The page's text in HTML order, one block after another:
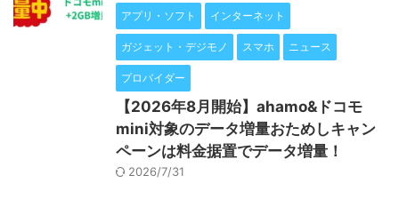
アプリ・ソフト インターネット
ガジェット・デジモノ スマホ ニュース
プロバイダー
【2026年8月開始】ahamo&ドコモ
mini対象のデータ増量おためしキャン
ペーンは料金据置でデータ増量！
2026/7/31